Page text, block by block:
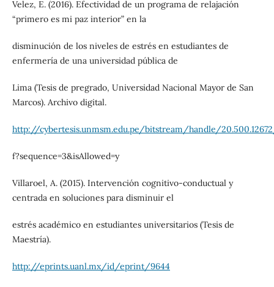
Velez, E. (2016). Efectividad de un programa de relajación
“primero es mi paz interior” en la
disminución de los niveles de estrés en estudiantes de
enfermería de una universidad pública de
Lima (Tesis de pregrado, Universidad Nacional Mayor de San
Marcos). Archivo digital.
http://cybertesis.unmsm.edu.pe/bitstream/handle/
f?sequence=3&isAllowed=y
Villaroel, A. (2015). Intervención cognitivo-conductual y
centrada en soluciones para disminuir el
estrés académico en estudiantes universitarios (Tesis de
Maestría).
http://eprints.uanl.mx/id/eprint/9644